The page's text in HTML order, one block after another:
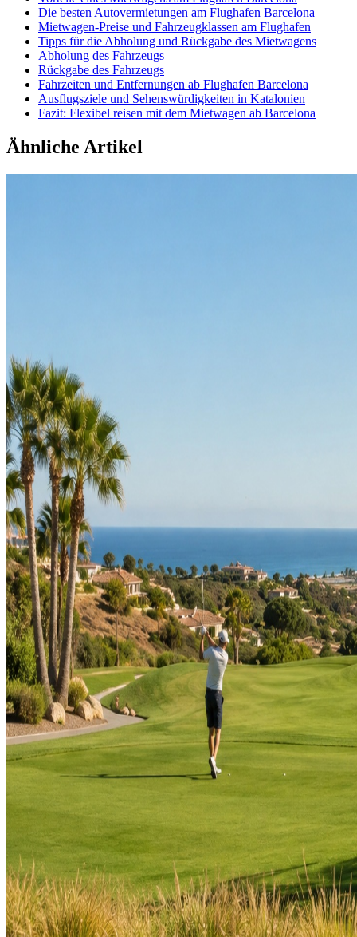
Die besten Autovermietungen am Flughafen Barcelona
Mietwagen-Preise und Fahrzeugklassen am Flughafen
Tipps für die Abholung und Rückgabe des Mietwagens
Abholung des Fahrzeugs
Rückgabe des Fahrzeugs
Fahrzeiten und Entfernungen ab Flughafen Barcelona
Ausflugsziele und Sehenswürdigkeiten in Katalonien
Fazit: Flexibel reisen mit dem Mietwagen ab Barcelona
Ähnliche Artikel